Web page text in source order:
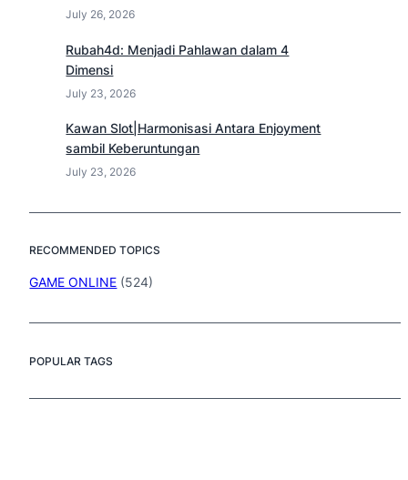
July 26, 2026
Rubah4d: Menjadi Pahlawan dalam 4
Dimensi
July 23, 2026
Kawan Slot|Harmonisasi Antara Enjoyment
sambil Keberuntungan
July 23, 2026
RECOMMENDED TOPICS
GAME ONLINE (524)
POPULAR TAGS